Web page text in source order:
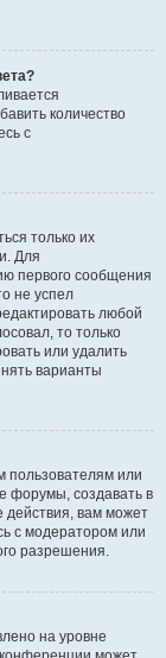
количество
с
только их
Для
первого сообщения
не успел
любой
то только
или удалить
варианты
пользователям или
форумы, создавать в
действия, вам может
с модератором или
разрешения.
на уровне